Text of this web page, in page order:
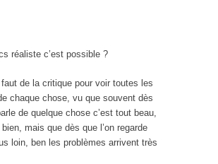
réaliste c’est possible ?
de la critique pour voir toutes les
chaque chose, vu que souvent dès
de quelque chose c’est tout beau,
mais que dès que l’on regarde
loin, ben les problèmes arrivent très